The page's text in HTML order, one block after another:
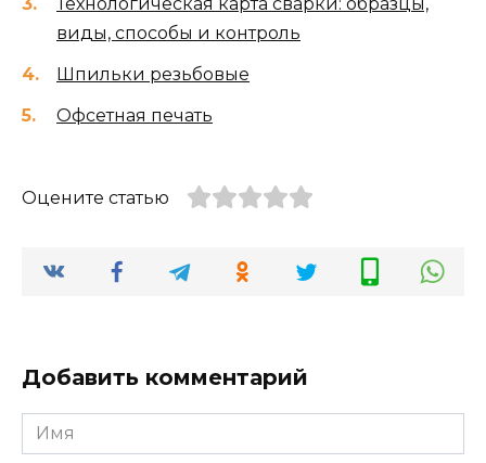
виды, способы и контроль
Шпильки резьбовые
Офсетная печать
Оцените статью
Добавить комментарий
Имя
*